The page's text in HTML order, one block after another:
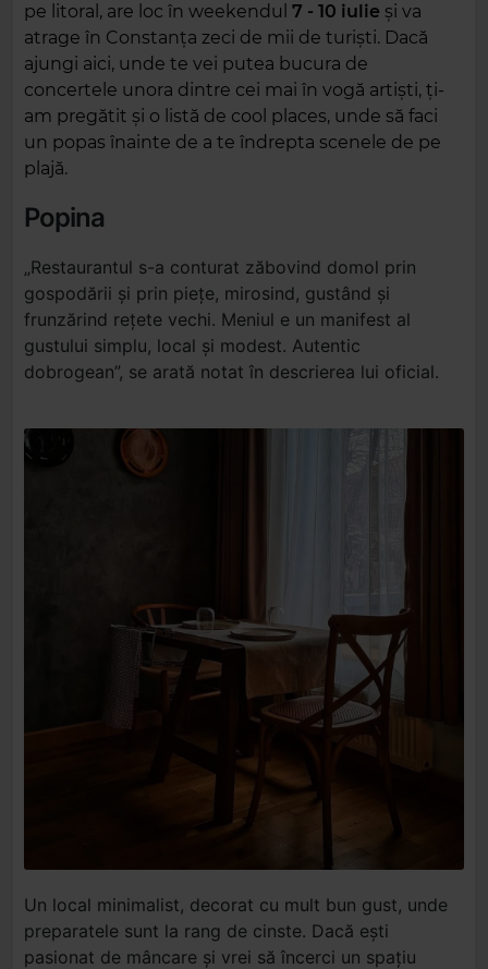
pe litoral, are loc în weekendul 7 - 10 iulie și va
atrage în Constanța zeci de mii de turiști. Dacă
ajungi aici, unde te vei putea bucura de
concertele unora dintre cei mai în vogă artiști, ți-
am pregătit și o listă de cool places, unde să faci
un popas înainte de a te îndrepta scenele de pe
plajă.
Popina
„Restaurantul s-a conturat zăbovind domol prin
gospodării și prin piețe, mirosind, gustând și
frunzărind rețete vechi. Meniul e un manifest al
gustului simplu, local și modest. Autentic
dobrogean”, se arată notat în descrierea lui oficial.
Un local minimalist, decorat cu mult bun gust, unde
preparatele sunt la rang de cinste. Dacă ești
pasionat de mâncare și vrei să încerci un spațiu